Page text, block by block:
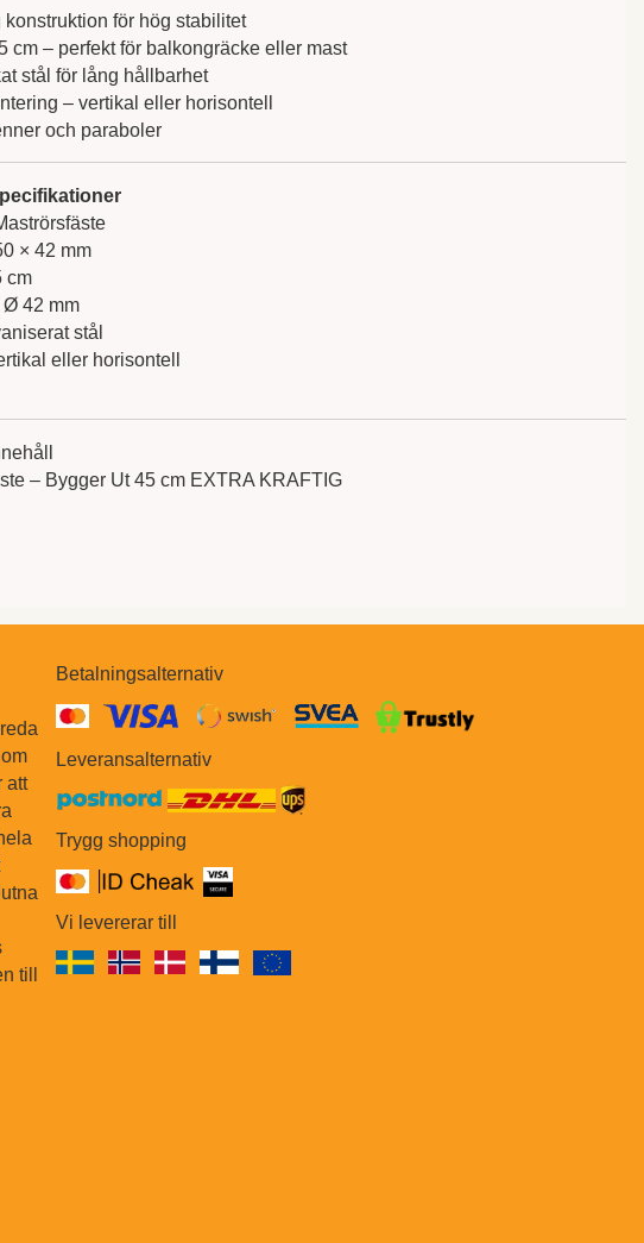
för hög stabilitet
cm – perfekt för balkongräcke eller mast
stål för lång hållbarhet
– vertikal eller horisontell
och paraboler
× 42 mm
cm
Ø 42 mm
stål
eller horisontell
– Bygger Ut 45 cm EXTRA KRAFTIG
att
till
Betalningsalternativ
Leveransalternativ
Trygg shopping
Vi levererar till